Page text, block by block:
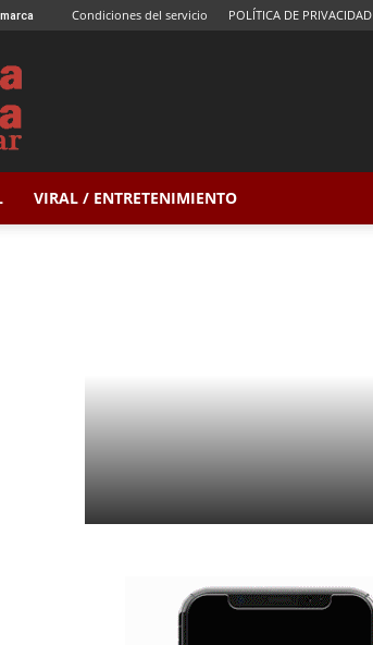
Condiciones del servicio POLÍTICA DE PRIVACIDAD
VIRAL / ENTRETENIMIENTO